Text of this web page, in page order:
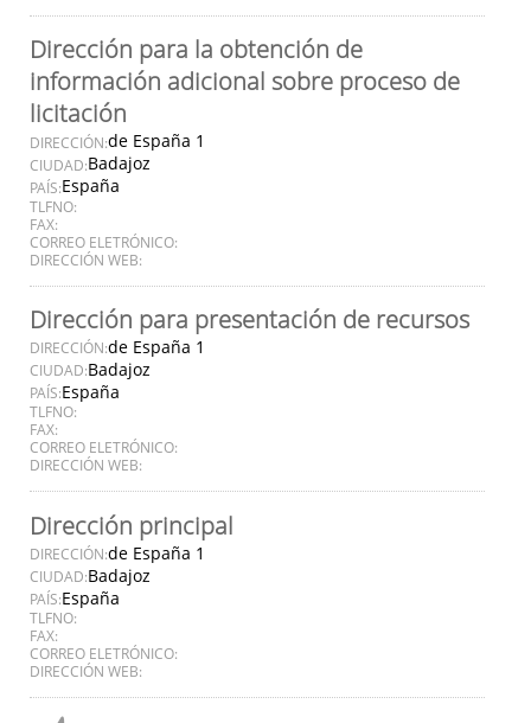
Dirección para la obtención de
información adicional sobre proceso de
licitación
DIRECCIÓN:de España 1
CIUDAD:Badajoz
PAÍS:España
TLFNO:
FAX:
CORREO ELETRÓNICO:
DIRECCIÓN WEB:
Dirección para presentación de recursos
DIRECCIÓN:de España 1
CIUDAD:Badajoz
PAÍS:España
TLFNO:
FAX:
CORREO ELETRÓNICO:
DIRECCIÓN WEB:
Dirección principal
DIRECCIÓN:de España 1
CIUDAD:Badajoz
PAÍS:España
TLFNO:
FAX:
CORREO ELETRÓNICO:
DIRECCIÓN WEB: